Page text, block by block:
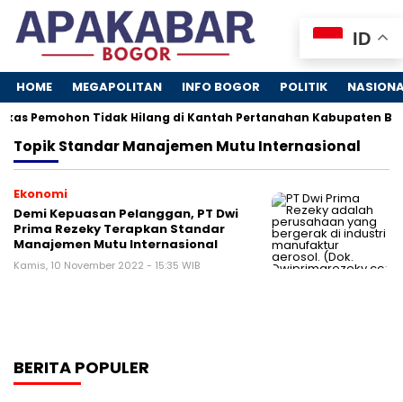
HOME MEGAPOLITAN INFO BOGOR POLITIK
Pemohon Tidak Hilang di Kantah Pertanahan Kabupaten
TopikStandar Manajemen Mutu Internasional
Ekonomi
Demi Kepuasan Pelanggan, PT Dwi
Prima Rezeky Terapkan Standar
Manajemen Mutu Internasional
Kamis, 10 November 2022 - 15:35 WIB
BERITA POPULER
ID